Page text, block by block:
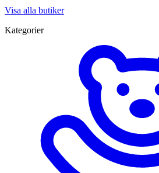
Visa alla butiker
Kategorier